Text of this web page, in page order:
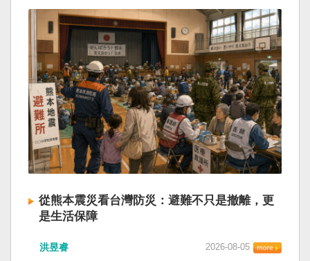
從熊本震災看台灣防災：避難不只是撤離，更
是生活保障
洪昱睿 2026-08-05